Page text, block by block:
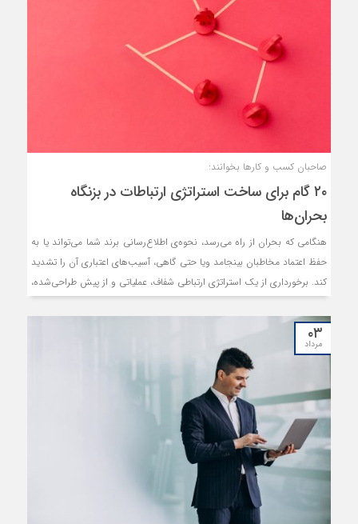
صاحبان کسب و کارها بخوانند:
۲۰ گام برای ساخت استراتژی ارتباطات در بزنگاه
بحران‌ها
هنگامی که بحران از راه می‌رسد، نحوه‌ی اطلاع‌رسانی برند شما می‌تواند یا به
حفظ اعتماد مخاطبان بینجامد ویا حتی گاهی، آسیب‌های اعتباری آن را تشدید
کند. برخورداری از یک استراتژی ارتباطی شفاف، عملیاتی و از پیش طراحی‌شده،
مرز باریک و سرنوشت‌سازی میان بازیابی سریع یا لطمات ماندگار به اعتبار برند
مصاحبه‌‌ای داشته و گام‌هایی عملیاتی برای آمادگی در برابر بحران‌ها و تدوین
نقشه راهی موثر برای مدیریت و بازیابی اعتبار برند ارائه کرده‌ است. صاحبان
کسب و کارها، این توصیه‌ها را باید جدی بگیرند:
۰۳
مرداد